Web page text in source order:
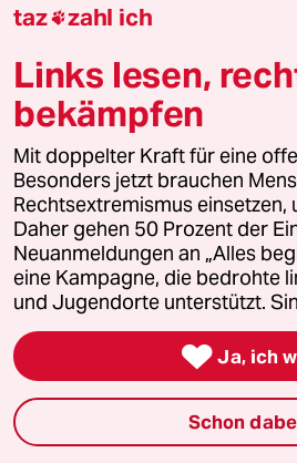
taz
Folgen Sie uns
Ressorts
Politik
Öko
Gesellschaft
Kultur
taz zahl ich
Links lesen,
bekämpfen
Mit doppelter Kraft für eine
Besonders jetzt brauchen
Rechtsextremismus einsetzen,
Daher gehen 50 Prozent der
Neuanmeldungen an „Alles
eine Kampagne, die bedrohte
und Jugendorte unterstützt.
 Ja, ich
Schon